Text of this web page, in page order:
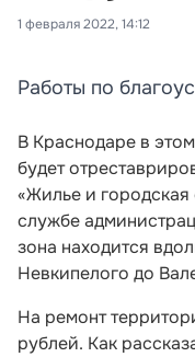
1 февраля 2022, 14:12
Работы по
В Краснодаре в
будет
«Жилье и
службе
зона находится
Невкипелого до
На ремонт
рублей. Как